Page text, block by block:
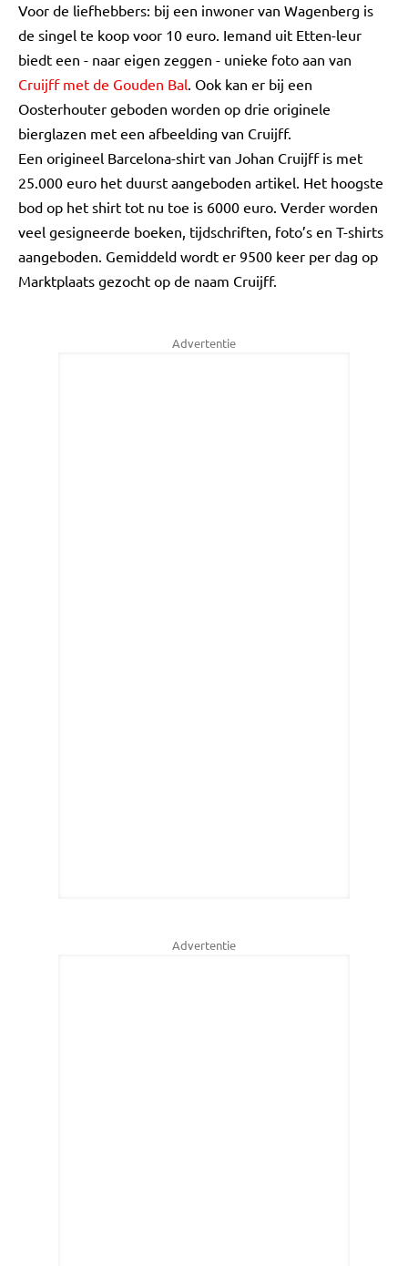
Voor de liefhebbers: bij een inwoner van Wagenberg is
de singel te koop voor 10 euro. Iemand uit Etten-leur
biedt een - naar eigen zeggen - unieke foto aan van
Cruijff met de Gouden Bal. Ook kan er bij een
Oosterhouter geboden worden op drie originele
bierglazen met een afbeelding van Cruijff.
Een origineel Barcelona-shirt van Johan Cruijff is met
25.000 euro het duurst aangeboden artikel. Het hoogste
bod op het shirt tot nu toe is 6000 euro. Verder worden
veel gesigneerde boeken, tijdschriften, foto’s en T-shirts
aangeboden. Gemiddeld wordt er 9500 keer per dag op
Marktplaats gezocht op de naam Cruijff.
Advertentie
Advertentie